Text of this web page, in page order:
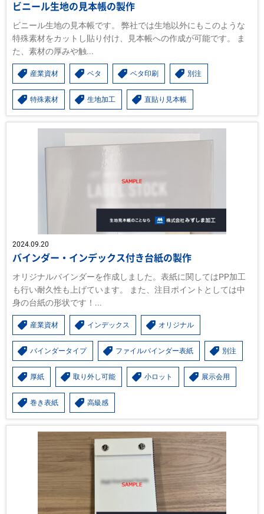
ビニール生地の見本帳の製作
ビニール生地の見本帳です。 弊社では生地以外にもこのような
特殊素材をカットし貼り付け、見本帳への作成が可能です。 ま
た、素材の厚みや触...
産業資材 ベタ ベタ印刷 別注
特殊素材 生地加工 直貼り見本帳
2024.09.20
バインダー・インデックス付き台紙の製作
オリジナルバインダーを作成しました。表紙に関してはPP加工
も行い耐久性も上げています。 また、注目ポイントとしては中
身の台紙の形状です！...
産業資材 インデックス オリジナル
バインダータイプ ファイルバインダー表紙 別注
厚紙 取り外し可能 小ロット 展示会用
巻き表紙 高級感